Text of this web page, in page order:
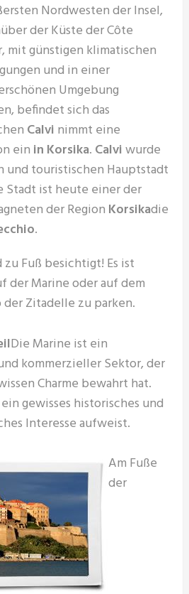
Nordwesten der Insel,
der Küste der Côte
mit günstigen klimatischen
und in einer
Umgebung
befindet sich das
Calvi nimmt eine
ein in Korsika. Calviwurde
touristischen Hauptstadt
Stadt ist heute einer der
der Region Korsikadie
.
Fuß besichtigt! Es ist
der Marine oder auf dem
Zitadelle zu parken.
Die Marine ist ein
kommerzieller Sektor, der
Charme bewahrt hat.
gewisses historisches und
Interesse aufweist.
Am Fuße
der